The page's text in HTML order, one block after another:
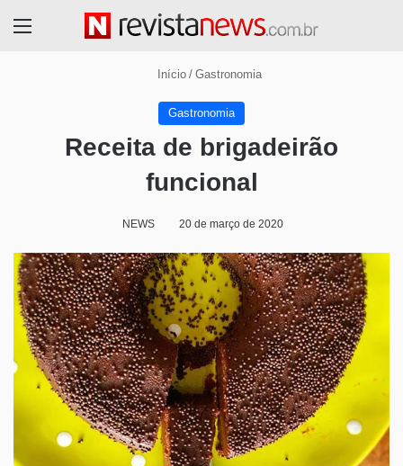
Início / Gastronomia
Gastronomia
Receita de brigadeirão
funcional
NEWS 20 de março de 2020